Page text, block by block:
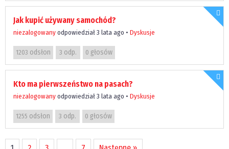
Jak kupić używany samochód?
niezalogowany odpowiedział 3 lata ago • Dyskusje
1203 odsłon 3 odp. 0 głosów
Kto ma pierwszeństwo na pasach?
niezalogowany odpowiedział 3 lata ago • Dyskusje
1255 odsłon 3 odp. 0 głosów